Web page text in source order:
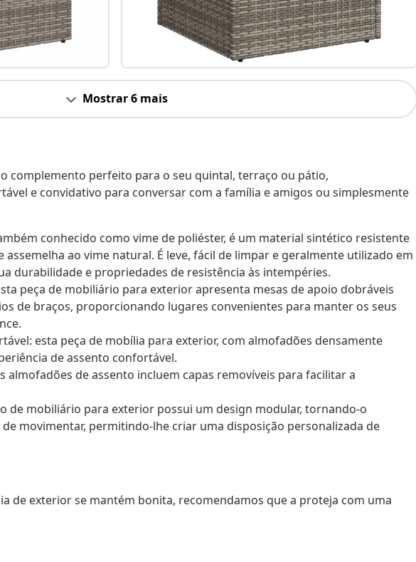
Mostrar 6 mais
complemento perfeito para o seu quintal, terraço ou pátio,
e convidativo para conversar com a família e amigos ou simplesmente
conhecido como vime de poliéster, é um material sintético resistente
assemelha ao vime natural. É leve, fácil de limpar e geralmente utilizado em
durabilidade e propriedades de resistência às intempéries.
peça de mobiliário para exterior apresenta mesas de apoio dobráveis
de braços, proporcionando lugares convenientes para manter os seus
esta peça de mobília para exterior, com almofadões densamente
de assento confortável.
almofadões de assento incluem capas removíveis para facilitar a
de mobiliário para exterior possui um design modular, tornando-o
movimentar, permitindo-lhe criar uma disposição personalizada de
de exterior se mantém bonita, recomendamos que a proteja com uma